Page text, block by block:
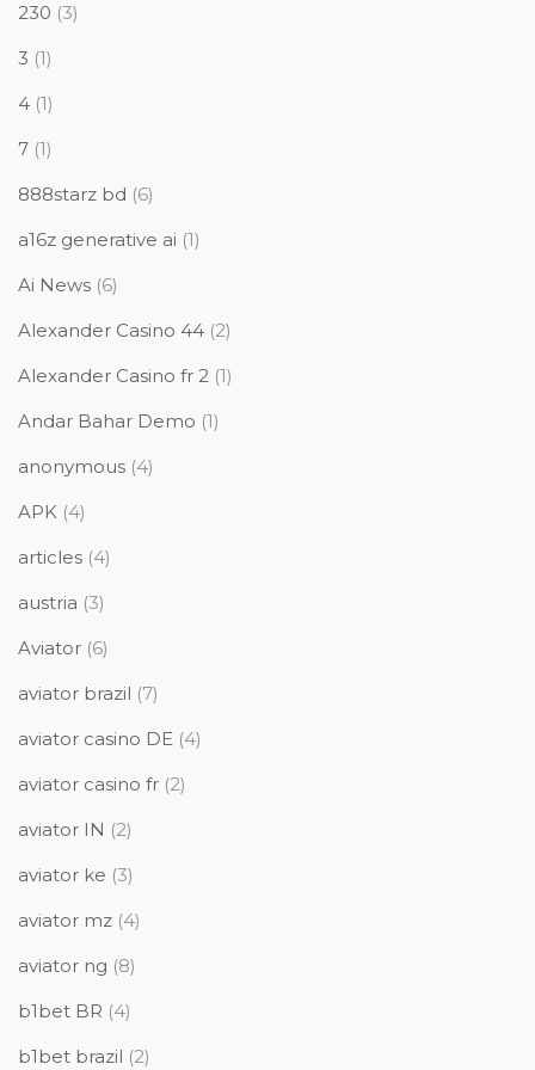
230 (3)
3 (1)
4 (1)
7 (1)
888starz bd (6)
a16z generative ai (1)
Ai News (6)
Alexander Casino 44 (2)
Alexander Casino fr 2 (1)
Andar Bahar Demo (1)
anonymous (4)
APK (4)
articles (4)
austria (3)
Aviator (6)
aviator brazil (7)
aviator casino DE (4)
aviator casino fr (2)
aviator IN (2)
aviator ke (3)
aviator mz (4)
aviator ng (8)
b1bet BR (4)
b1bet brazil (2)